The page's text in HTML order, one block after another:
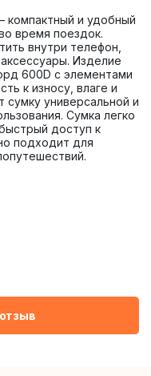
компактный и удобный
время поездок.
внутри телефон,
Изделие
600D с элементами
к износу, влаге и
сумку универсальной и
Сумка легко
доступ к
подходит для